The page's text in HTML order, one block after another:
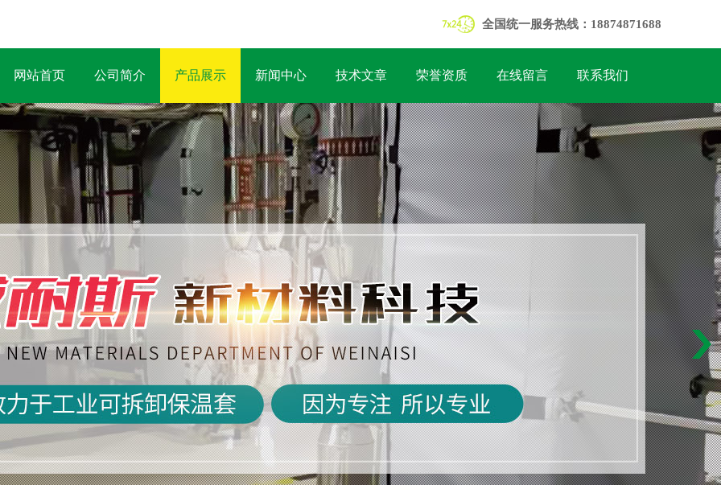
全国统一服务热线：18874871688
网站首页 公司简介 产品展示 新闻中心 技术文章 荣誉资质 在线留言 联系我们